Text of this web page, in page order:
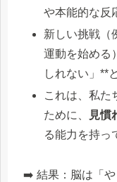
や本能的な反
新しい挑戦（
運動を始める
しれない」**
これは、私た
ために、
見慣
る能力を持っ
➡️ 結果：脳は「や